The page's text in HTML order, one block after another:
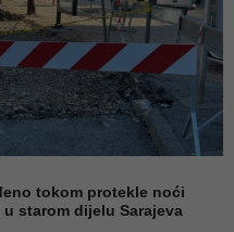
tokom protekle noći
starom dijelu Sarajeva